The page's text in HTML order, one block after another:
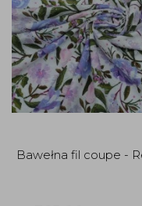
Bawełna fil coupe -